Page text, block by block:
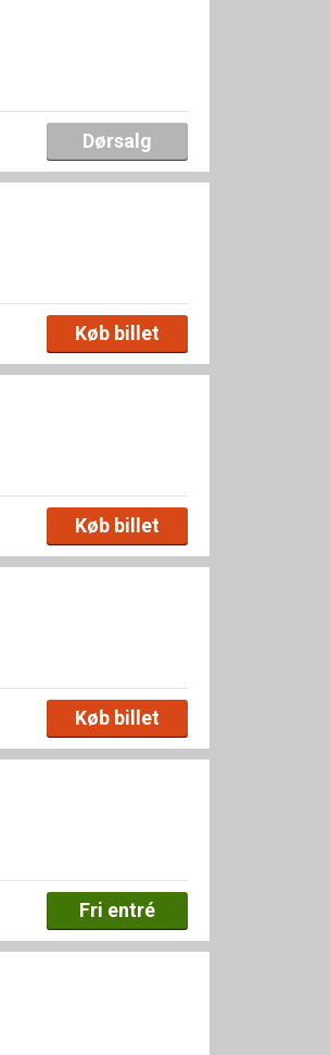
Dørsalg
Køb billet
Køb billet
Køb billet
Fri entré